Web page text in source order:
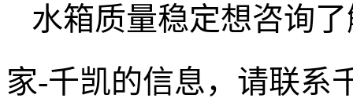
水箱质量稳定想咨询
家-千凯的信息，请联系